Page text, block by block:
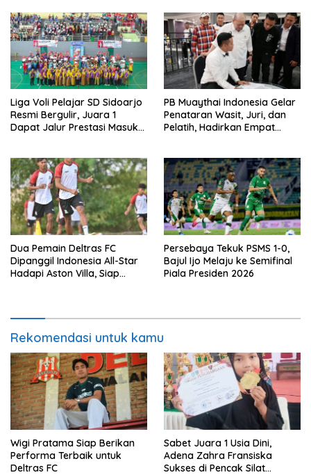
Liga Voli Pelajar SD Sidoarjo
Resmi Bergulir, Juara 1
Dapat Jalur Prestasi Masuk
PB Muaythai Indonesia Gelar
Penataran Wasit, Juri, dan
Pelatih, Hadirkan Empat
Dua Pemain Deltras FC
Dipanggil Indonesia All-Star
Hadapi Aston Villa, Siap
Persebaya Tekuk PSMS 1-0,
Bajul Ijo Melaju ke Semifinal
Piala Presiden 2026
Rekomendasi untuk kamu
Wigi Pratama Siap Berikan
Performa Terbaik untuk
Deltras FC
Sabet Juara 1 Usia Dini,
Adena Zahra Fransiska
Sukses di Pencak Silat